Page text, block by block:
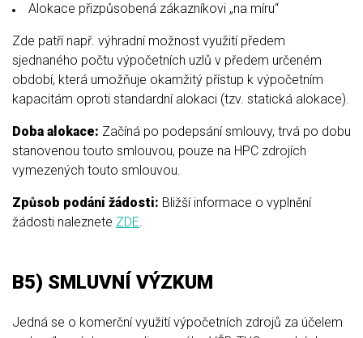
Alokace přizpůsobená zákazníkovi „na míru“
Zde patří např. výhradní možnost využití předem
sjednaného počtu výpočetních uzlů v předem určeném
období, která umožňuje okamžitý přístup k výpočetním
kapacitám oproti standardní alokaci (tzv. statická alokace).
Doba alokace: Začíná po podepsání smlouvy, trvá po dobu
stanovenou touto smlouvou, pouze na HPC zdrojích
vymezených touto smlouvou.
Způsob podání žádosti: Bližší informace o vyplnění
žádosti naleznete ZDE.
B5) SMLUVNÍ VÝZKUM
Jedná se o komerční využití výpočetních zdrojů za účelem